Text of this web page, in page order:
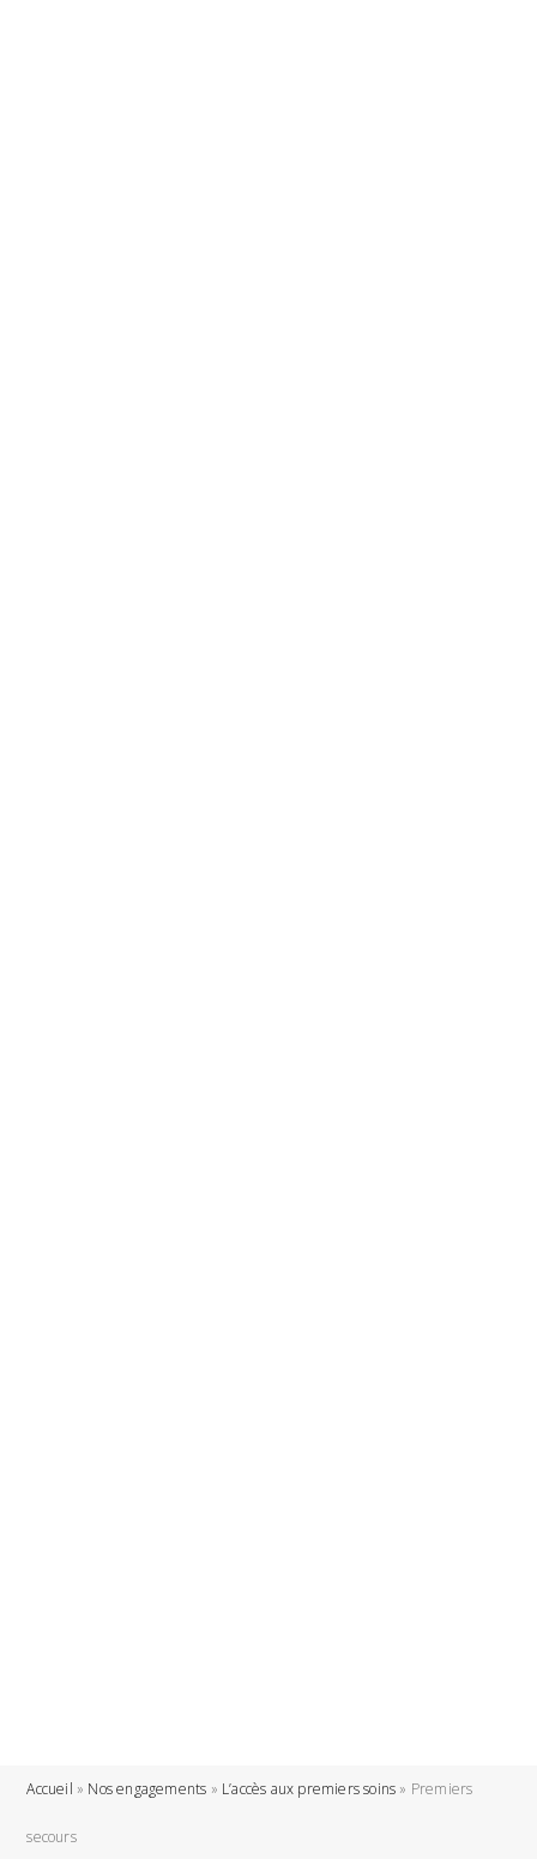
Accueil » Nos engagements » L’accès aux premiers soins » Premiers
secours